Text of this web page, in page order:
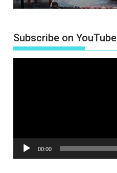
Subscribe on YouTube
00:00